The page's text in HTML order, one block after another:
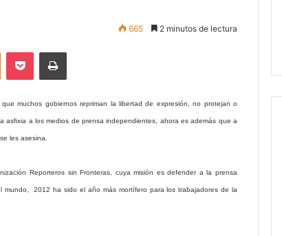
665 2 minutos de lectura
Odnoklassniki
Pocket Imprimir
muchos gobiernos repriman la libertad de expresión, no protejan o
asfixia a los medios de prensa independientes, ahora es además que a
les asesina.
Reporteros sin Fronteras, cuya misión es defender a la prensa
mundo, 2012 ha sido el año más mortífero para los trabajadores de la